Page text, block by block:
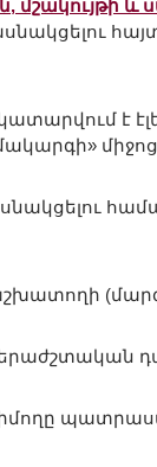
մշակույթի
է
դիմողը